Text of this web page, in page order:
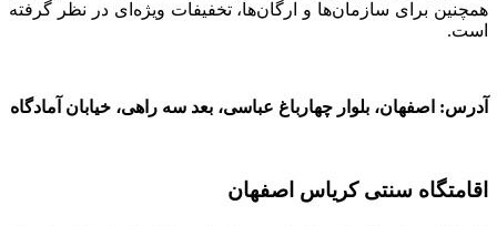
همچنین برای سازمان‌ها و ارگان‌ها، تخفیفات ویژه‌ای در نظر گرفته
است.
آدرس: اصفهان، بلوار چهارباغ عباسی، بعد سه راهی، خیابان آمادگاه
اقامتگاه سنتی کریاس اصفهان